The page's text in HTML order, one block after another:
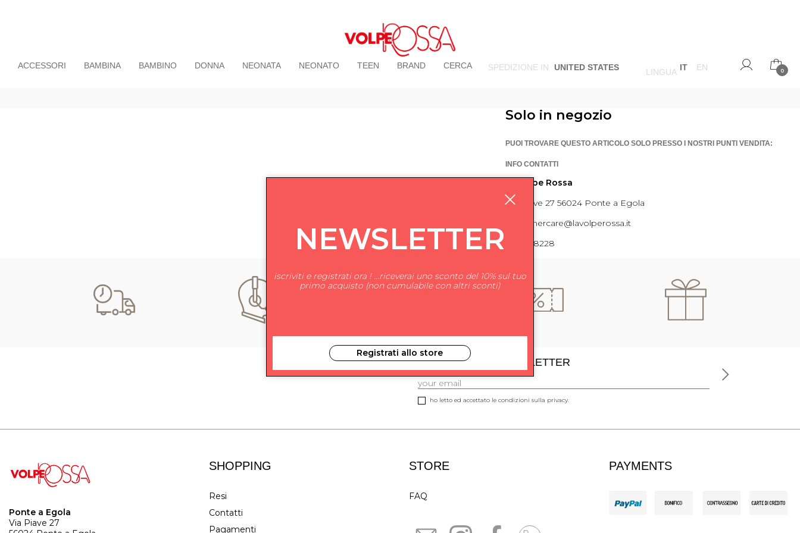
SPEDIZIONE IN UNITED STATES LINGUA IT EN 0
ACCESSORI BAMBINA BAMBINO DONNA NEONATA NEONATO TEEN BRAND CERCA
Solo in negozio
PUOI TROVARE QUESTO ARTICOLO SOLO PRESSO I NOSTRI PUNTI VENDITA:
INFO CONTATTI
La Volpe Rossa
Via Piave 27 56024 Ponte a Egola
customercare@lavolperossa.it
0571498228
ISCRIVITI ALLA NEWSLETTER
ho letto ed accettato le condizioni sulla privacy.
Ponte a Egola
Via Piave 27
SHOPPING
Resi
Contatti
Pagamenti
STORE
FAQ
PAYMENTS
NEWSLETTER
iscriviti e registrati ora ! ...riceverai uno sconto del 10% sul tuo
primo acquisto (non cumulabile con altri sconti)
Registrati allo store